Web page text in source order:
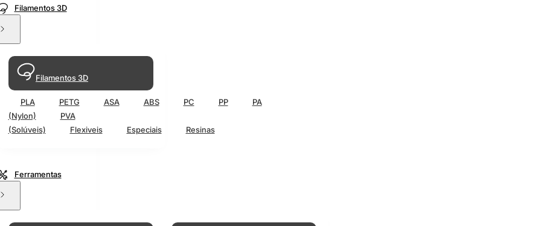
Filamentos 3D
Filamentos 3D
PLA PETG ASA ABS PC PP
PA
(Nylon)
PVA
(Solúveis)
Flexiveis Especiais Resinas
Ferramentas